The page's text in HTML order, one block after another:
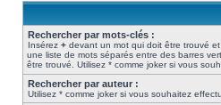
Rechercher par mots-clés :
Insérez + devant un mot qui doit être trouvé et
une liste de mots séparés entre des barres
être trouvé. Utilisez * comme joker si vous
Rechercher par auteur :
Utilisez * comme joker si vous souhaitez